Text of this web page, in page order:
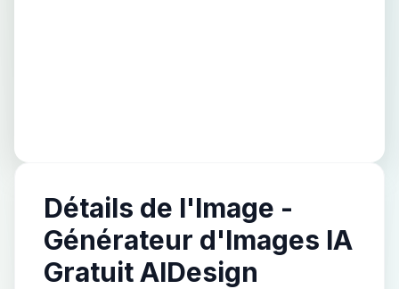
Détails de l'Image -
Générateur d'Images IA
Gratuit AIDesign